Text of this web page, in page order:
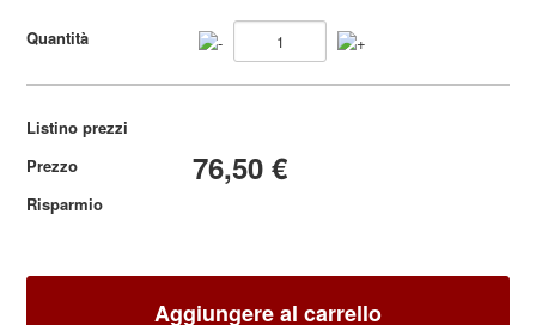
Quantità
Listino prezzi
Prezzo
76,50 €
Risparmio